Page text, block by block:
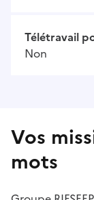
Télétravail
Non
Vos
mots